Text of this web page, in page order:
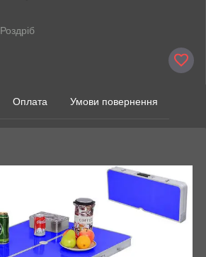
Роздріб
Оплата Умови повернення